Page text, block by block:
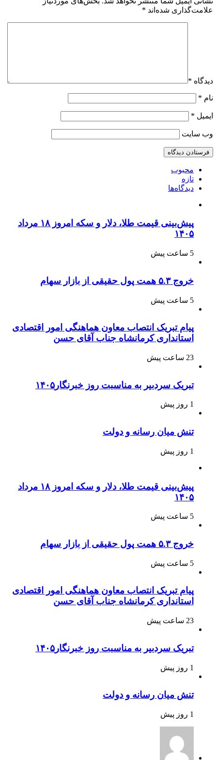
علامت‌گذاری شده‌اند *
دیدگاه *
نام *
ایمیل *
وب‌ سایت
محبوب
تازه
دیدگاه‌ها
پیش‌بینی قیمت طلا، دلار و سکه امروز ۱۸ مرداد
۱۴۰۵
5 ساعت پیش
خروج ۵.۳ همت پول حقیقی از بازار سهام
5 ساعت پیش
پیام تبریک انتصاب معاون هماهنگی امور اقتصادی
استانداری کرمانشاه جناب آقای حسن
23 ساعت پیش
تبریک سردبیر به مناسبت روز خبرنگار۱۴۰۵
1 روز پیش
تنش میان رسانه و دولت
1 روز پیش
پیش‌بینی قیمت طلا، دلار و سکه امروز ۱۸ مرداد
۱۴۰۵
5 ساعت پیش
خروج ۵.۳ همت پول حقیقی از بازار سهام
5 ساعت پیش
پیام تبریک انتصاب معاون هماهنگی امور اقتصادی
استانداری کرمانشاه جناب آقای حسن
23 ساعت پیش
تبریک سردبیر به مناسبت روز خبرنگار۱۴۰۵
1 روز پیش
تنش میان رسانه و دولت
1 روز پیش